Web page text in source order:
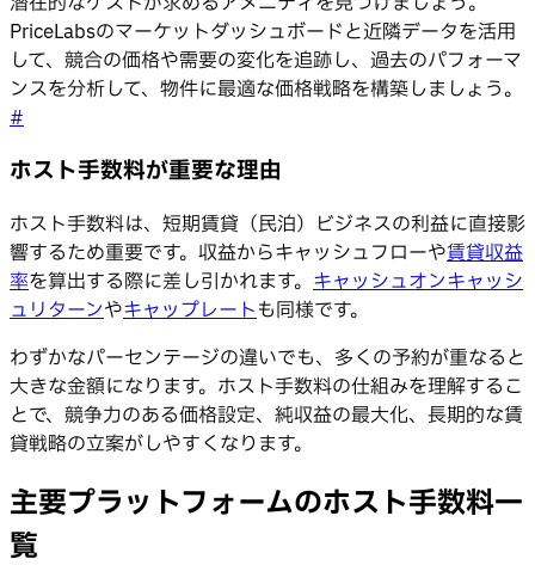
PriceLabsのマーケットダッシュボードと近隣データを活用
して、競合の価格や需要の変化を追跡し、過去のパフォーマ
ンスを分析して、物件に最適な価格戦略を構築しましょう。
#
ホスト手数料が重要な理由
ホスト手数料は、短期賃貸（民泊）ビジネスの利益に直接影
響するため重要です。収益からキャッシュフローや賃貸収益
率を算出する際に差し引かれます。 キャッシュオンキャッシ
ュリターンやキャップレートも同様です。
わずかなパーセンテージの違いでも、多くの予約が重なると
大きな金額になります。ホスト手数料の仕組みを理解するこ
とで、競争力のある価格設定、純収益の最大化、長期的な賃
貸戦略の立案がしやすくなります。
主要プラットフォームのホスト手数料一
覧